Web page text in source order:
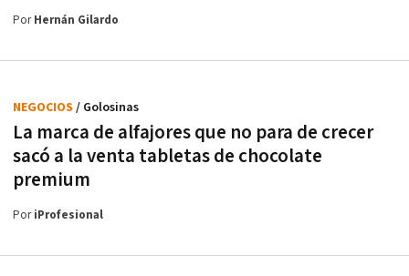
PorHernán Gilardo
La marca de alfajores que no para de crecer
sacó a la venta tabletas de chocolate
premium
NEGOCIOS / Golosinas
PoriProfesional